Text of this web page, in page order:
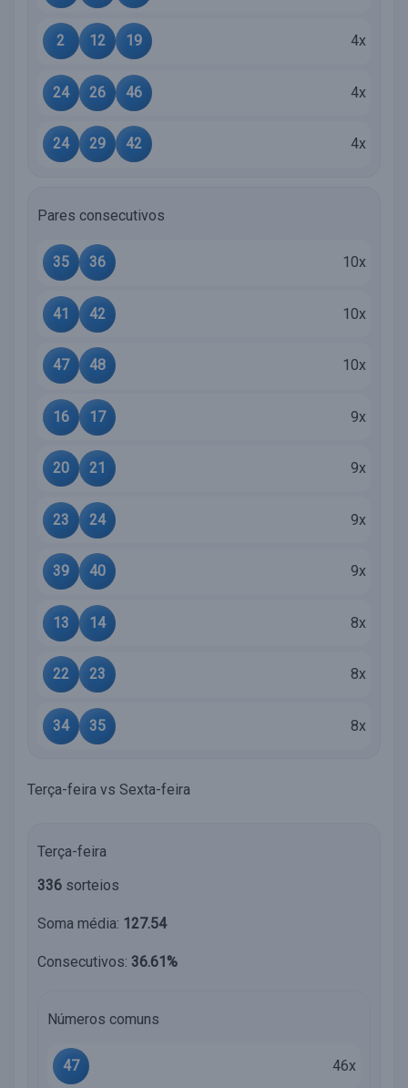
2 12 19 4x
24 26 46 4x
24 29 42 4x
Pares consecutivos
35 36 10x
41 42 10x
47 48 10x
16 17 9x
20 21 9x
23 24 9x
39 40 9x
13 14 8x
22 23 8x
34 35 8x
Terça-feira vs Sexta-feira
Terça-feira
336 sorteios
Soma média: 127.54
Consecutivos: 36.61%
Números comuns
47 46x